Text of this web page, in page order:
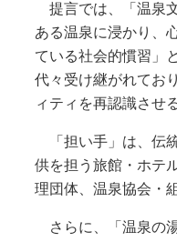
提言では、「温泉
ある温泉に浸かり、
ている社会的慣習」
代々受け継がれてお
ィティを再認識させ
「担い手」は、伝
供を担う旅館・ホテ
理団体、温泉協会・
さらに、「温泉の